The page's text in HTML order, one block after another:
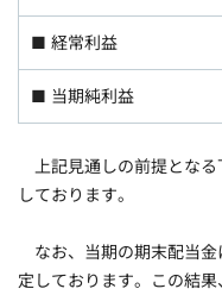
■ 経常利益
■ 当期純利益
上記見通しの前提となる
しております。
なお、当期の期末配当金
定しております。この結